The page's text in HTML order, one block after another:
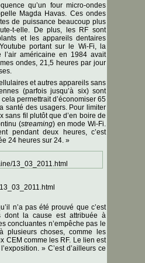
qu’un four micro-ondes
Magda Havas. Ces ondes
de puissance beaucoup plus
t-elle. De plus, les RF sont
et les appareils dentaires
portant sur le Wi-Fi, la
l’air américaine en 1984 avait
ondes, 21,5 heures par jour
et autres appareils sans
(parfois jusqu’à six) sont
permettrait d’économiser 65
santé des usagers. Pour limiter
sans fil plutôt que d’en boire de
(streaming) en mode Wi-Fi.
pendant deux heures, c’est
24 heures sur 24. »
n’a pas été prouvé que c’est
dont la cause est attribuée à
concluantes n’empêche pas le
plusieurs choses, comme les
CEM comme les RF. Le lien est
» C’est d’ailleurs ce